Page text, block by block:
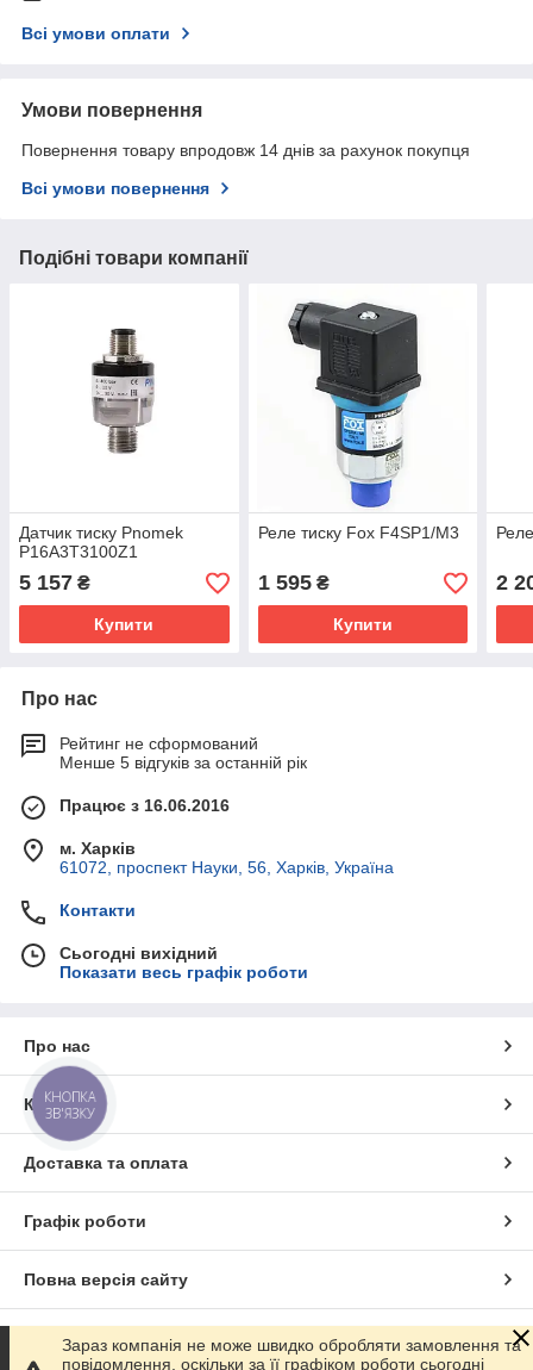
Всі умови оплати
Умови повернення
Повернення товару впродовж 14 днів за рахунок покупця
Всі умови повернення
Подібні товари компанії
Датчик тиску Pnomek
P16A3T3100Z1
5 157 ₴
Купити
Реле тиску Fox F4SP1/M3
1 595₴
Купити
2
Про нас
Рейтинг не сформований
Менше 5 відгуків за останній рік
Працює з 16.06.2016
м. Харків
61072, проспект Науки, 56, Харків, Україна
Контакти
Сьогодні вихідний
Показати весь графік роботи
Про нас
Контакти
Доставка та оплата
Графік роботи
Повна версія сайту
Сайт створено на маркетплейсіProm.ua
Зараз компанія не може швидко обробляти замовлення та
повідомлення, оскільки за її графіком роботи сьогодні
КНОПКА
ЗВ'ЯЗКУ